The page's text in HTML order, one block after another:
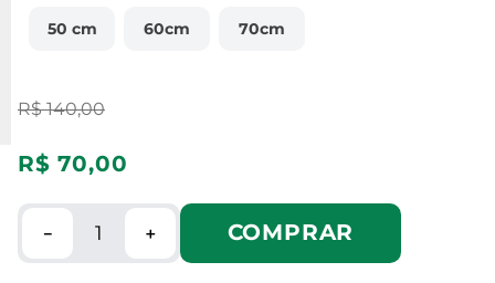
50 cm 60cm 70cm
R$ 140,00
R$ 70,00
＋
－ COMPRAR